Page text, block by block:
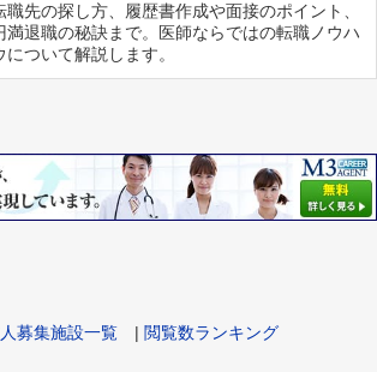
職先の探し方、履歴書作成や面接のポイント、
満退職の秘訣まで。医師ならではの転職ノウハ
について解説します。
募集施設一覧 | 閲覧数ランキング